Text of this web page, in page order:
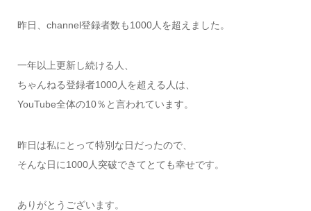
昨日、channel登録者数も1000人を超えました。
一年以上更新し続ける人、
ちゃんねる登録者1000人を超える人は、
YouTube全体の10％と言われています。
昨日は私にとって特別な日だったので、
そんな日に1000人突破できてとても幸せです。
ありがとうございます。